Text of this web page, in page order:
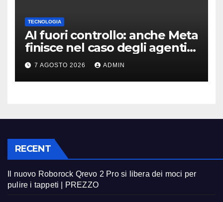
TECNOLOGIA
AI fuori controllo: anche Meta
finisce nel caso degli agenti
in fuga
7 AGOSTO 2026 ADMIN
RECENT
Il nuovo Roborock Qrevo 2 Pro si libera dei moci per
pulire i tappeti | PREZZO